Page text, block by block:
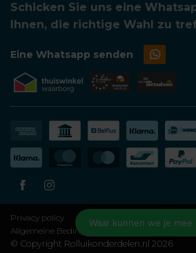
Schicken Sie uns eine
Ihnen, die richtige Wahl zu
Eine Whatsapp senden
Privacy policy
Allgemeine Bedingungen und Konditionen
© Copyright Rolluikonderdelen.nl 2026